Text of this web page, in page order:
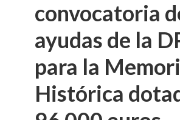
convocatoria
ayudas de la
para la
Histórica